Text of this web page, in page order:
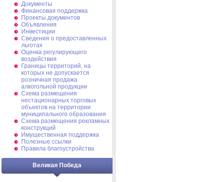
Документы
Финансовая поддержка
Проекты документов
Объявления
Инвестиции
Сведения о предоставленных
льготах
Оценка регулирующего
воздействия
Границы территорий, на
которых не допускается
розничная продажа
алкогольной продукции
Схема размещения
нестационарных торговых
объектов на территории
муниципального образования
Схема размещения рекламных
конструкций
Имущественная поддержка
Полезные ссылки
Правила благоустройства
Великая Победа